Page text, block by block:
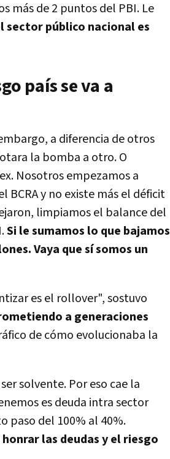
más de 2 puntos del PBI. Le
sector público nacional es
país se va a
a diferencia de otros
la bomba a otro. O
Nosotros empezamos a
BCRA y no existe más el déficit
limpiamos el balance del
Si le sumamos lo que bajamos
Vaya que sí somos un
es el rollover", sostuvo
a generaciones
de cómo evolucionaba la
solvente. Por eso cae la
es deuda intra sector
paso del 100% al 40%.
las deudas y el riesgo